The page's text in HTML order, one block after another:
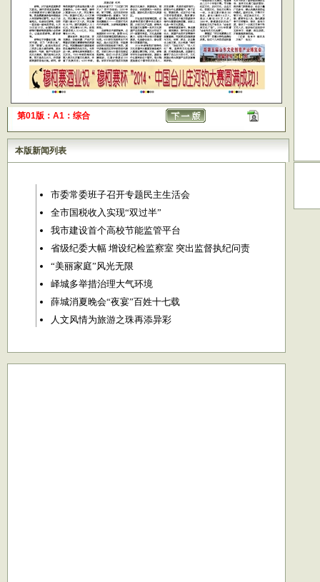
第01版：A1：综合
本版新闻列表
市委常委班子召开专题民主生活会
全市国税收入实现“双过半”
我市建设首个高校节能监管平台
省级纪委大幅 增设纪检监察室 突出监督执纪问责
“美丽家庭”风光无限
峄城多举措治理大气环境
薛城消夏晚会“夜宴”百姓十七载
人文风情为旅游之珠再添异彩